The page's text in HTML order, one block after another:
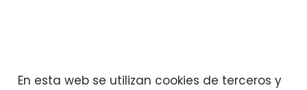
En esta web se utilizan cookies de terceros y